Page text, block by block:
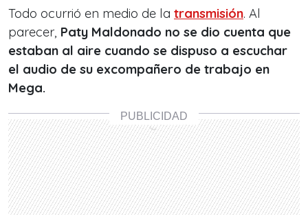
Todo ocurrió en medio de la transmisión. Al
parecer, Paty Maldonado no se dio cuenta que
estaban al aire cuando se dispuso a escuchar
el audio de su excompañero de trabajo en
Mega.